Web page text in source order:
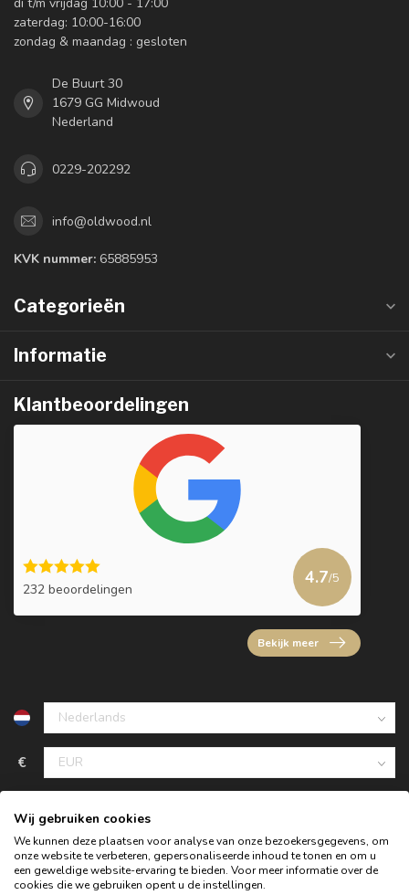
zaterdag: 10:00-16:00
zondag & maandag : gesloten
De Buurt 30
1679 GG Midwoud
Nederland
0229-202292
info@oldwood.nl
KVK nummer: 65885953
Categorieën
Informatie
Klantbeoordelingen
232 beoordelingen
4.7/5
Bekijk meer
€
Wij gebruiken cookies
We kunnen deze plaatsen voor analyse van onze bezoekersgegevens, om
onze website te verbeteren, gepersonaliseerde inhoud te tonen en om u
een geweldige website-ervaring te bieden. Voor meer informatie over de
cookies die we gebruiken opent u de instellingen.